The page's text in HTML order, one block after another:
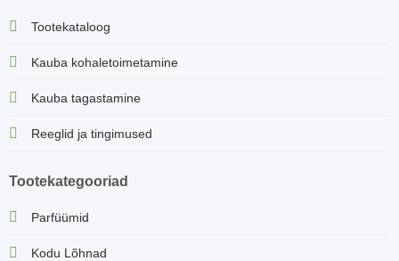
Tootekataloog
Kauba kohaletoimetamine
Kauba tagastamine
Reeglid ja tingimused
Tootekategooriad
Parfüümid
Kodu Lõhnad